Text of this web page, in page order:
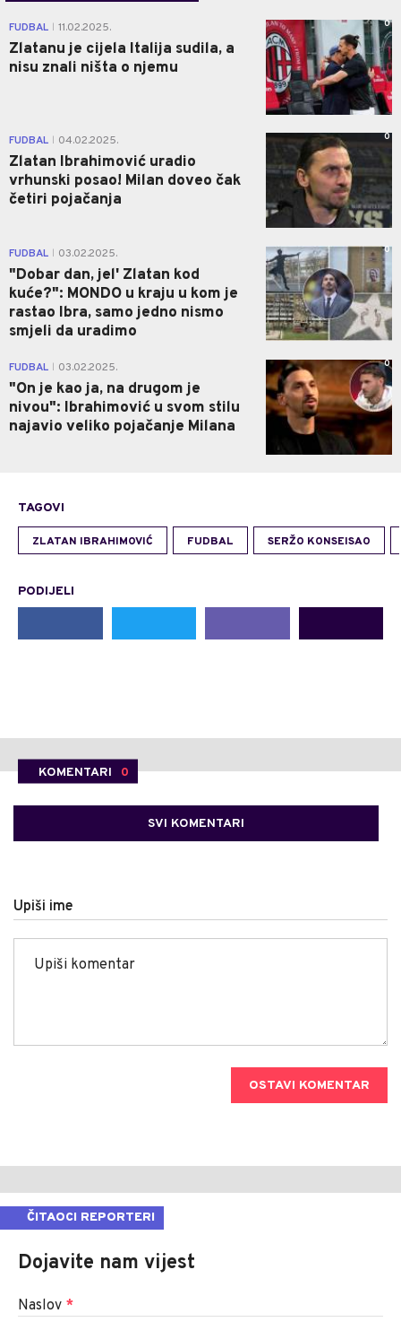
FUDBAL 11.02.2025.
Zlatanu je cijela Italija sudila, a
nisu znali ništa o njemu
0
FUDBAL 04.02.2025.
Zlatan Ibrahimović uradio
vrhunski posao! Milan doveo čak
četiri pojačanja
0
FUDBAL 03.02.2025.
"Dobar dan, jel' Zlatan kod
kuće?": MONDO u kraju u kom je
rastao Ibra, samo jedno nismo
smjeli da uradimo
0
FUDBAL 03.02.2025.
"On je kao ja, na drugom je
nivou": Ibrahimović u svom stilu
najavio veliko pojačanje Milana
0
TAGOVI
ZLATAN IBRAHIMOVIĆ FUDBAL SERŽO KONSEISAO
PODIJELI
KOMENTARI 0
SVI KOMENTARI
Upiši ime
OSTAVI KOMENTAR
ČITAOCI REPORTERI
Dojavite nam vijest
Naslov *